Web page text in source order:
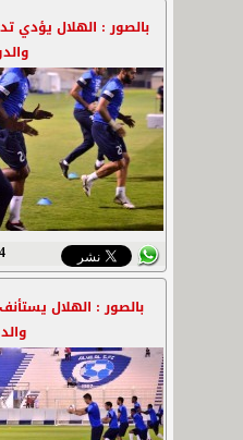
بالصور : الهلال يؤدي
بالصور : الهلال